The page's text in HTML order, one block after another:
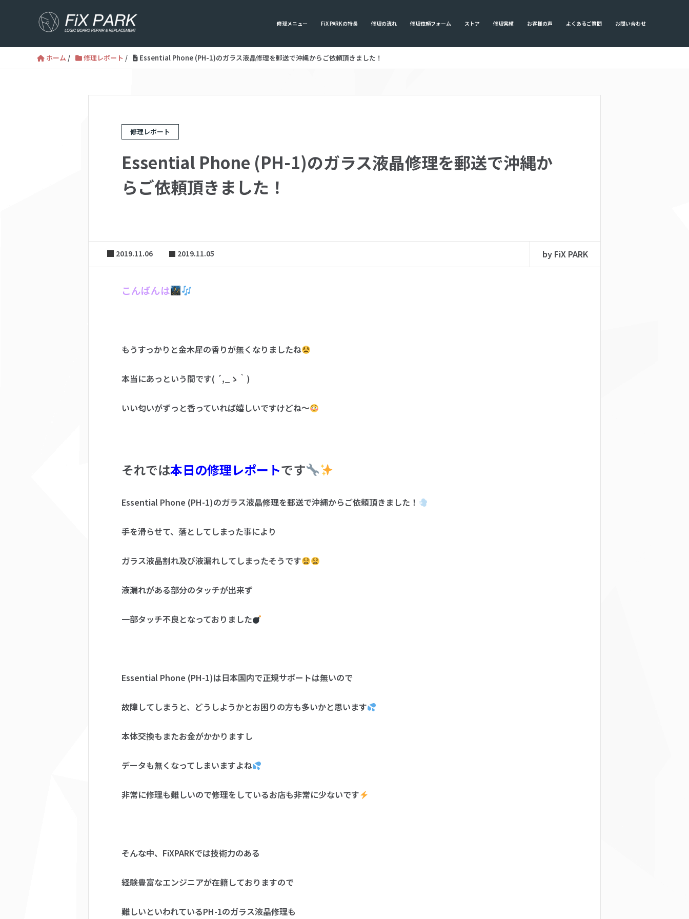
修理メニュー FiX PARKの特長 修理の流れ 修理依頼フォーム ストア 修理実績 お客様の声 よくあるご質問 お問い合わせ
ホーム / 修理レポート / Essential Phone (PH-1)のガラス液晶修理を郵送で沖縄からご依頼頂きました！
修理レポート
Essential Phone (PH-1)のガラス液晶修理を郵送で沖縄か
らご依頼頂きました！
2019.11.06 2019.11.05 by FiX PARK
こんばんは
もうすっかりと金木犀の香りが無くなりましたね
本当にあっという間です( ´,_ゝ｀)
いい匂いがずっと香っていれば嬉しいですけどね～
それでは本日の修理レポートです
Essential Phone (PH-1)のガラス液晶修理を郵送で沖縄からご依頼頂きました！
手を滑らせて、落としてしまった事により
ガラス液晶割れ及び液漏れしてしまったそうです
液漏れがある部分のタッチが出来ず
一部タッチ不良となっておりました
Essential Phone (PH-1)は日本国内で正規サポートは無いので
故障してしまうと、どうしようかとお困りの方も多いかと思います
本体交換もまたお金がかかりますし
データも無くなってしまいますよね
非常に修理も難しいので修理をしているお店も非常に少ないです
そんな中、FiXPARKでは技術力のある
経験豊富なエンジニアが在籍しておりますので
難しいといわれているPH-1のガラス液晶修理も